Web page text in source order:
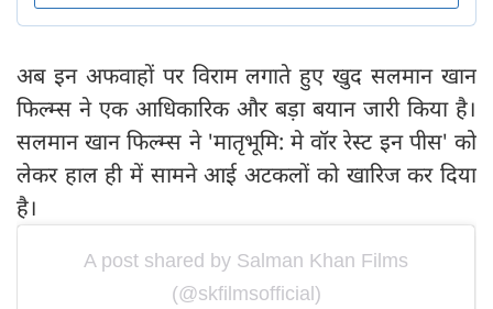
अब इन अफवाहों पर विराम लगाते हुए खुद सलमान खान
फिल्म्स ने एक आधिकारिक और बड़ा बयान जारी किया है।
सलमान खान फिल्म्स ने 'मातृभूमि: मे वॉर रेस्ट इन पीस' को
लेकर हाल ही में सामने आई अटकलों को खारिज कर दिया
है।
A post shared by Salman Khan Films
(@skfilmsofficial)